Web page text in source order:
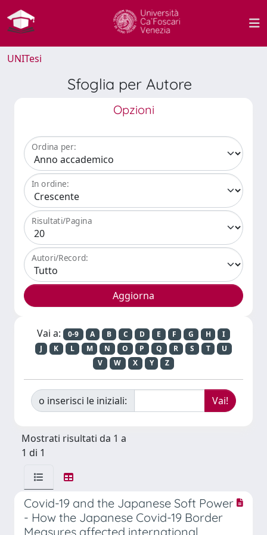
UNITesi
Sfoglia per Autore
Opzioni
Ordina per:
In ordine:
Risultati/Pagina
Autori/Record:
Vai a: 0-9 A B C D E F G H
I
J
K L M N O P Q R S T
U
V
W X Y Z
o inserisci le iniziali:
Mostrati risultati da 1 a
1 di 1
Covid-19 and the Japanese Soft Power
- How the Japanese Covid-19 Border
Measures affected international